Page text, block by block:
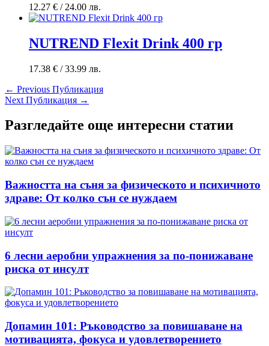
12.27 € / 24.00 лв.
NUTREND Flexit Drink 400 гр
17.38 € / 33.99 лв.
← Previous Публикация
Next Публикация →
Разгледайте още интересни статии
Важността на съня за физическото и психичното
здраве: От колко сън се нуждаем
6 лесни аеробни упражнения за по-понижаване
риска от инсулт
Допамин 101: Ръководство за повишаване на
мотивацията, фокуса и удовлетворението